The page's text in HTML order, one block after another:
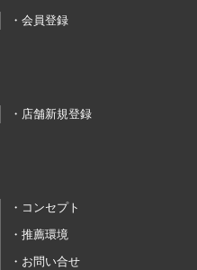
会員登録
店舗新規登録
コンセプト
推薦環境
お問い合せ